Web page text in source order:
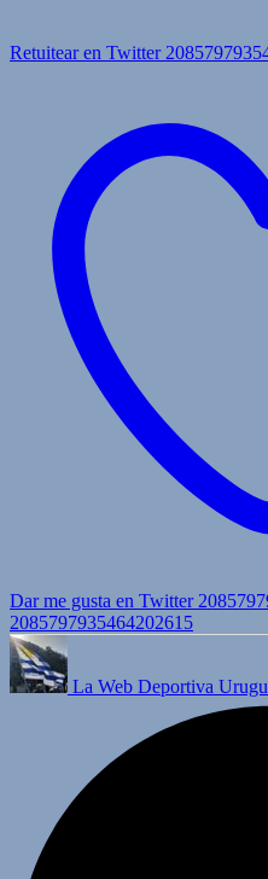
Retuitear en Twitter
Dar me gusta en Twitter
2085797935464202615
La Web Deportiva